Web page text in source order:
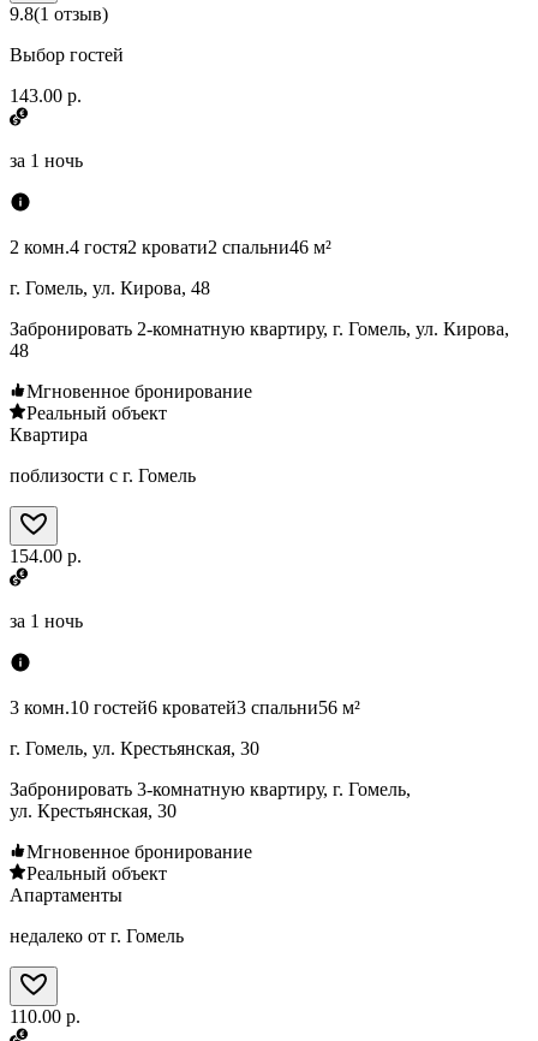
9.8(1 отзыв)
Выбор гостей
143.00 р.
за 1 ночь
2 комн.4 гостя2 кровати2 спальни46 м²
г. Гомель, ул. Кирова, 48
Забронировать 2-комнатную квартиру, г. Гомель, ул. Кирова,
48
Мгновенное бронирование
Реальный объект
Квартира
поблизости с г. Гомель
154.00 р.
за 1 ночь
3 комн.10 гостей6 кроватей3 спальни56 м²
г. Гомель, ул. Крестьянская, 30
Забронировать 3-комнатную квартиру, г. Гомель,
ул. Крестьянская, 30
Мгновенное бронирование
Реальный объект
Апартаменты
недалеко от г. Гомель
110.00 р.